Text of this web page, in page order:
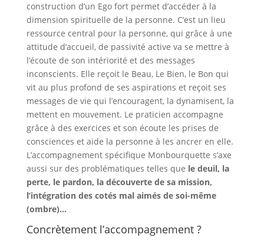
construction d’un Ego fort permet d’accéder à la
dimension spirituelle de la personne. C’est un lieu
ressource central pour la personne, qui grâce à une
attitude d’accueil, de passivité active va se mettre à
l’écoute de son intériorité et des messages
inconscients. Elle reçoit le Beau, Le Bien, le Bon qui
vit au plus profond de ses aspirations et reçoit ses
messages de vie qui l’encouragent, la dynamisent, la
mettent en mouvement. Le praticien accompagne
grâce à des exercices et son écoute les prises de
consciences et aide la personne à les ancrer en elle.
L’accompagnement spécifique Monbourquette s’axe
aussi sur des problématiques telles que le deuil, la
perte, le pardon, la découverte de sa mission,
l’intégration des cotés mal aimés de soi-même
(ombre)…
Concrètement l’accompagnement ?